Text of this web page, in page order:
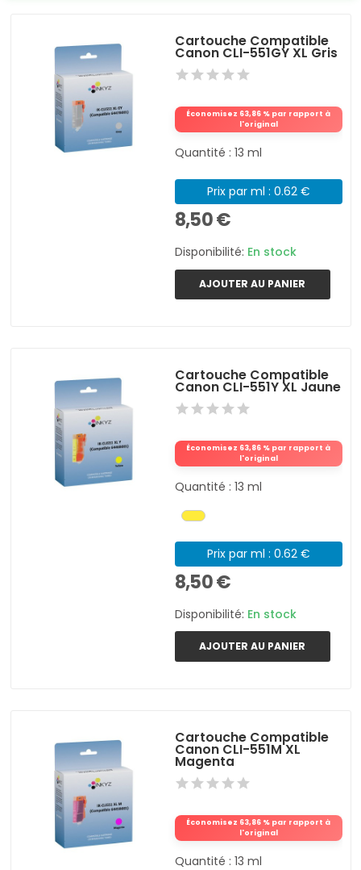
Cartouche Compatible
Canon CLI-551GY XL Gris
Économisez 63,86 % par rapport à
l'original
Quantité : 13 ml
Prix par ml : 0.62 €
8,50 €
Disponibilité: En stock
AJOUTER AU PANIER
Cartouche Compatible
Canon CLI-551Y XL Jaune
Économisez 63,86 % par rapport à
l'original
Quantité : 13 ml
Prix par ml : 0.62 €
8,50 €
Disponibilité: En stock
AJOUTER AU PANIER
Cartouche Compatible
Canon CLI-551M XL
Magenta
Économisez 63,86 % par rapport à
l'original
Quantité : 13 ml